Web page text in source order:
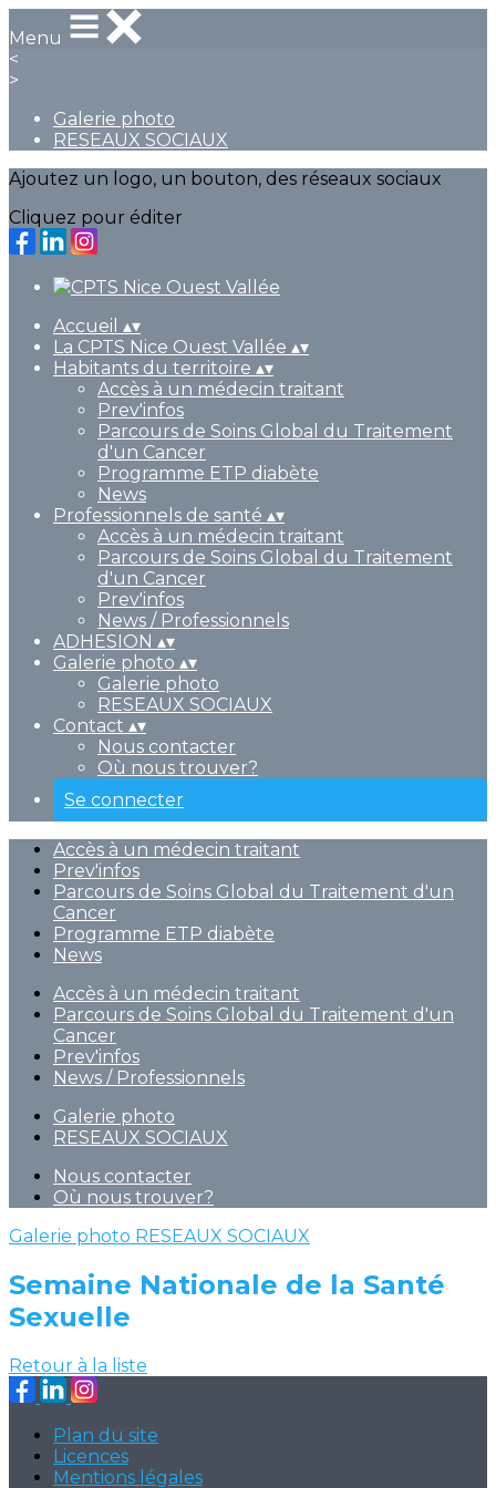
Menu
<
>
Galerie photo
RESEAUX SOCIAUX
Ajoutez un logo, un bouton, des réseaux sociaux
Cliquez pour éditer
Accueil ▴▾
La CPTS Nice Ouest Vallée ▴▾
Habitants du territoire ▴▾
Accès à un médecin traitant
Prev'infos
Parcours de Soins Global du Traitement
d'un Cancer
Programme ETP diabète
News
Professionnels de santé ▴▾
Accès à un médecin traitant
Parcours de Soins Global du Traitement
d'un Cancer
Prev'infos
News / Professionnels
ADHESION ▴▾
Galerie photo ▴▾
Galerie photo
RESEAUX SOCIAUX
Contact ▴▾
Nous contacter
Où nous trouver?
Se connecter
Accès à un médecin traitant
Prev'infos
Parcours de Soins Global du Traitement d'un
Cancer
Programme ETP diabète
News
Accès à un médecin traitant
Parcours de Soins Global du Traitement d'un
Cancer
Prev'infos
News / Professionnels
Galerie photo
RESEAUX SOCIAUX
Nous contacter
Où nous trouver?
Galerie photo RESEAUX SOCIAUX
Semaine Nationale de la Santé
Sexuelle
Retour à la liste
Plan du site
Licences
Mentions légales